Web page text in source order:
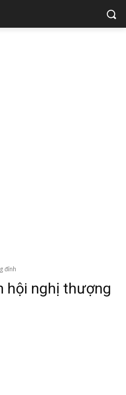
đỉnh
hội nghị thượng